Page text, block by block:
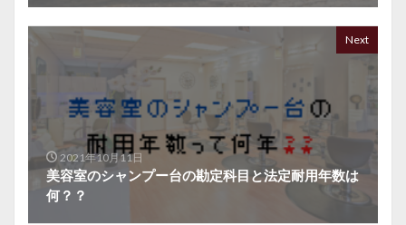
Next
2021年10月11日
美容室のシャンプー台の勘定科目と法定耐用年数は
何？？